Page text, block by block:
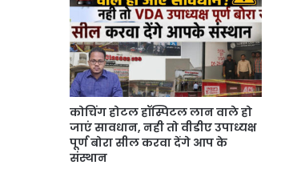
कोचिंग होटल हॉस्पिटल लान वाले हो
जाएं सावधान, नही तो वीडीए उपाध्यक्ष
पूर्ण बोरा सील करवा देंगे आप के
संस्थान